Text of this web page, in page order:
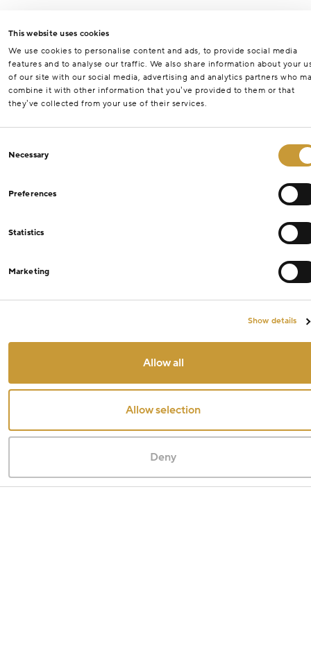
This website uses cookies
We use cookies to personalise content and ads, to provide social media
features and to analyse our traffic. We also share information about your
of our site with our social media, advertising and analytics partners who
combine it with other information that you’ve provided to them or that
they’ve collected from your use of their services.
Selection
Necessary
Preferences
Statistics
Marketing
Show details
Allow all
Allow selection
Deny